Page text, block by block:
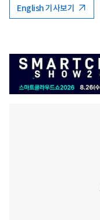
English 기사보기